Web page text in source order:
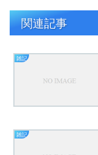
関連記事
雑記
雑記